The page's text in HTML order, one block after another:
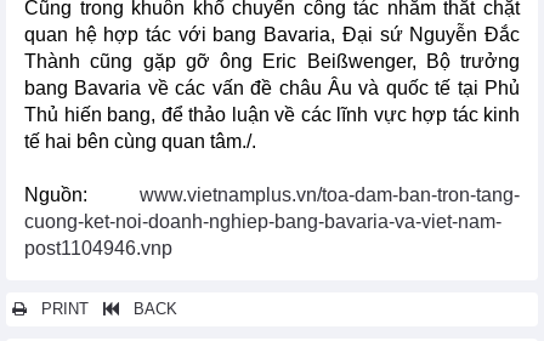
Cũng trong khuôn khổ chuyến công tác nhằm thắt chặt
quan hệ hợp tác với bang Bavaria, Đại sứ Nguyễn Đắc
Thành cũng gặp gỡ ông Eric Beißwenger, Bộ trưởng
bang Bavaria về các vấn đề châu Âu và quốc tế tại Phủ
Thủ hiến bang, để thảo luận về các lĩnh vực hợp tác kinh
tế hai bên cùng quan tâm./.
Nguồn: www.vietnamplus.vn/toa-dam-ban-tron-tang-
cuong-ket-noi-doanh-nghiep-bang-bavaria-va-viet-nam-
post1104946.vnp
PRINT BACK